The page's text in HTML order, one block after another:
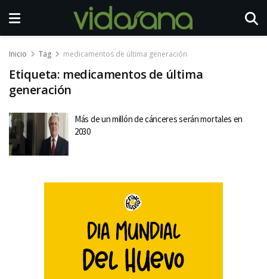
Inicio Tag medicamentos de última generación
Etiqueta: medicamentos de última
generación
Más de un millón de cánceres serán mortales en
2030